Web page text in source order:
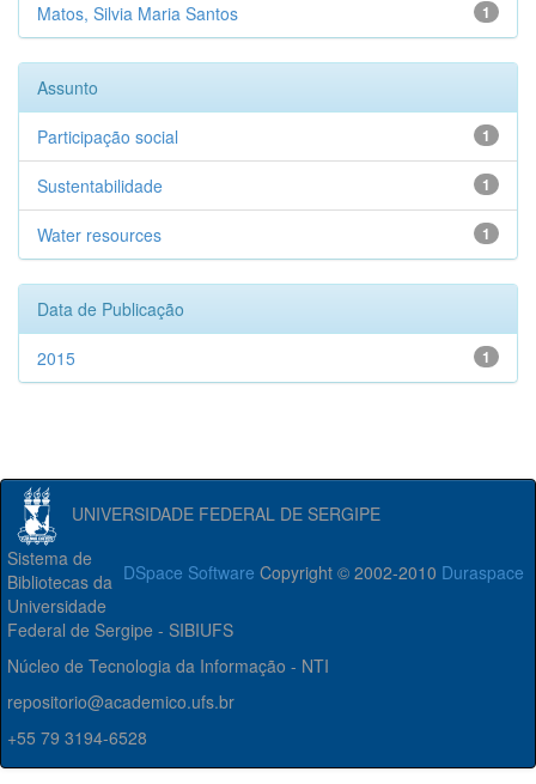
1
Matos, Silvia Maria Santos
Assunto
1
Participação social
1
Sustentabilidade
1
Water resources
Data de Publicação
1
2015
UNIVERSIDADE FEDERAL DE SERGIPE
DSpace Software Copyright © 2002-2010 Duraspace
Sistema de
Bibliotecas da
Universidade
Federal de Sergipe - SIBIUFS
Núcleo de Tecnologia da Informação - NTI
repositorio@academico.ufs.br
+55 79 3194-6528